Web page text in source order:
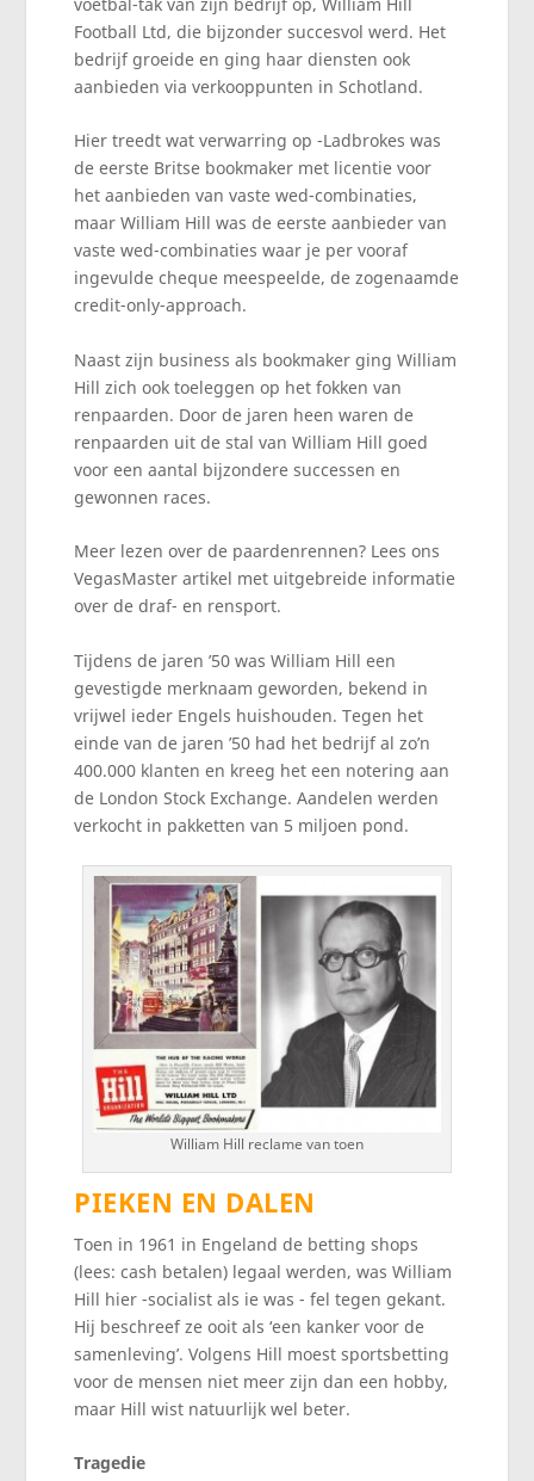
Football Ltd, die bijzonder succesvol werd. Het
bedrijf groeide en ging haar diensten ook
aanbieden via verkooppunten in Schotland.
Hier treedt wat verwarring op -Ladbrokes was
de eerste Britse bookmaker met licentie voor
het aanbieden van vaste wed-combinaties,
maar William Hill was de eerste aanbieder van
vaste wed-combinaties waar je per vooraf
ingevulde cheque meespeelde, de zogenaamde
credit-only-approach.
Naast zijn business als bookmaker ging William
Hill zich ook toeleggen op het fokken van
renpaarden. Door de jaren heen waren de
renpaarden uit de stal van William Hill goed
voor een aantal bijzondere successen en
gewonnen races.
Meer lezen over de paardenrennen? Lees ons
VegasMaster artikel met uitgebreide informatie
over de draf- en rensport.
Tijdens de jaren ’50 was William Hill een
gevestigde merknaam geworden, bekend in
vrijwel ieder Engels huishouden. Tegen het
einde van de jaren ’50 had het bedrijf al zo’n
400.000 klanten en kreeg het een notering aan
de London Stock Exchange. Aandelen werden
verkocht in pakketten van 5 miljoen pond.
William Hill reclame van toen
PIEKEN EN DALEN
Toen in 1961 in Engeland de betting shops
(lees: cash betalen) legaal werden, was William
Hill hier -socialist als ie was - fel tegen gekant.
Hij beschreef ze ooit als ‘een kanker voor de
samenleving’. Volgens Hill moest sportsbetting
voor de mensen niet meer zijn dan een hobby,
maar Hill wist natuurlijk wel beter.
Tragedie